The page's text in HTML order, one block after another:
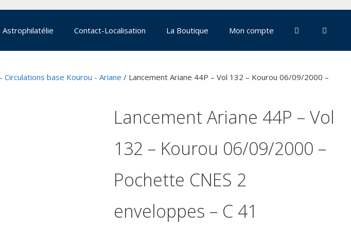
Astrophilatélie Contact-Localisation La Boutique Mon compte
- Circulations base Kourou - Ariane / Lancement Ariane 44P – Vol 132 – Kourou 06/09/2000 –
Lancement Ariane 44P – Vol
132 – Kourou 06/09/2000 –
Pochette CNES 2
enveloppes – C 41